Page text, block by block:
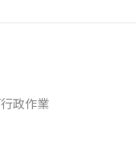
政作業